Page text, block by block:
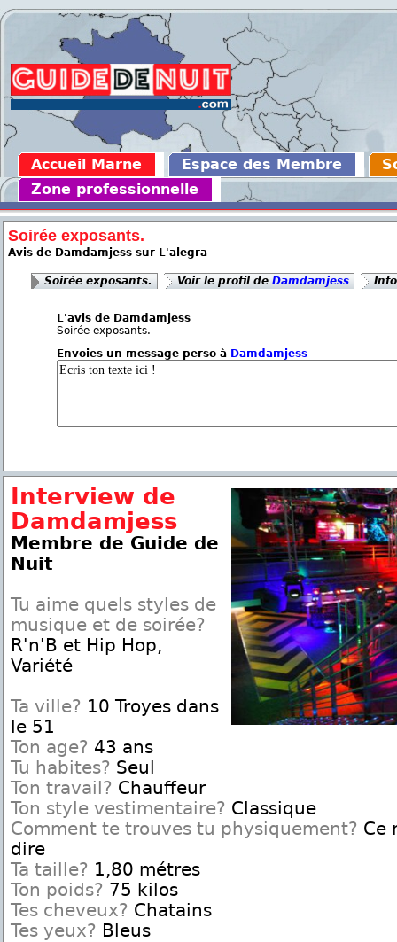
Accueil Marne Espace des Membre
Zone professionnelle
Soirée exposants.
Avis de Damdamjess sur L'alegra
Soirée exposants. Voir le profil de Damdamjess
L'avis de Damdamjess
Soirée exposants.
Envoies un message perso à Damdamjess
Interview de
Damdamjess
Membre de Guide de
Nuit
Tu aime quels styles de
musique et de soirée?
R'n'B et Hip Hop,
Variété
Ta ville? 10 Troyes dans
le 51
Ton age? 43 ans
Tu habites? Seul
Ton travail? Chauffeur
Ton style vestimentaire? Classique
Comment te trouves tu physiquement? Ce
dire
Ta taille? 1,80 métres
Ton poids? 75 kilos
Tes cheveux? Chatains
Tes yeux? Bleus